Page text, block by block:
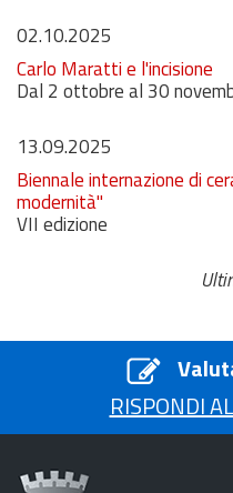
02.10.2025
Carlo Maratti e l'incisione
Dal 2 ottobre al 30
13.09.2025
Biennale internazione di
modernità"
VII edizione
RISPONDI